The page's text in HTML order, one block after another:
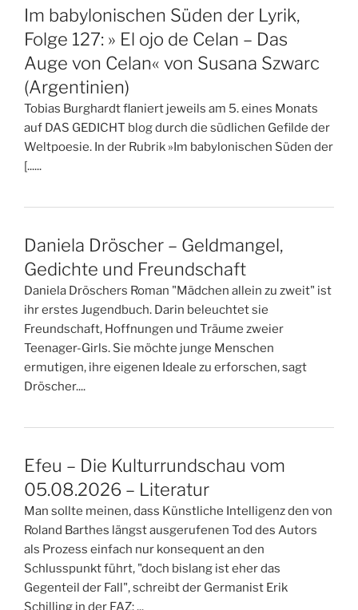
Im babylonischen Süden der Lyrik,
Folge 127: » El ojo de Celan – Das
Auge von Celan« von Susana Szwarc
(Argentinien)
Tobias Burghardt flaniert jeweils am 5. eines Monats
auf DAS GEDICHT blog durch die südlichen Gefilde der
Weltpoesie. In der Rubrik »Im babylonischen Süden der
[......
Daniela Dröscher – Geldmangel,
Gedichte und Freundschaft
Daniela Dröschers Roman "Mädchen allein zu zweit" ist
ihr erstes Jugendbuch. Darin beleuchtet sie
Freundschaft, Hoffnungen und Träume zweier
Teenager-Girls. Sie möchte junge Menschen
ermutigen, ihre eigenen Ideale zu erforschen, sagt
Dröscher....
Efeu – Die Kulturrundschau vom
05.08.2026 – Literatur
Man sollte meinen, dass Künstliche Intelligenz den von
Roland Barthes längst ausgerufenen Tod des Autors
als Prozess einfach nur konsequent an den
Schlusspunkt führt, "doch bislang ist eher das
Gegenteil der Fall", schreibt der Germanist Erik
Schilling in der FAZ: ...